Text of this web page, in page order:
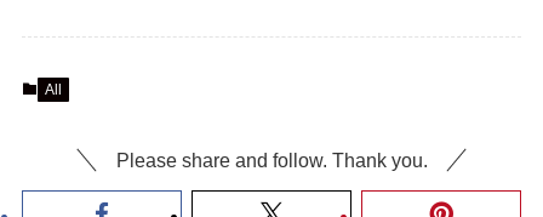
All
Please share and follow. Thank you.